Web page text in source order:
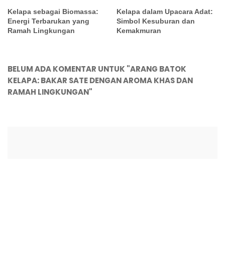
Kelapa sebagai Biomassa:
Energi Terbarukan yang
Ramah Lingkungan
Kelapa dalam Upacara Adat:
Simbol Kesuburan dan
Kemakmuran
BELUM ADA KOMENTAR UNTUK "ARANG BATOK
KELAPA: BAKAR SATE DENGAN AROMA KHAS DAN
RAMAH LINGKUNGAN"